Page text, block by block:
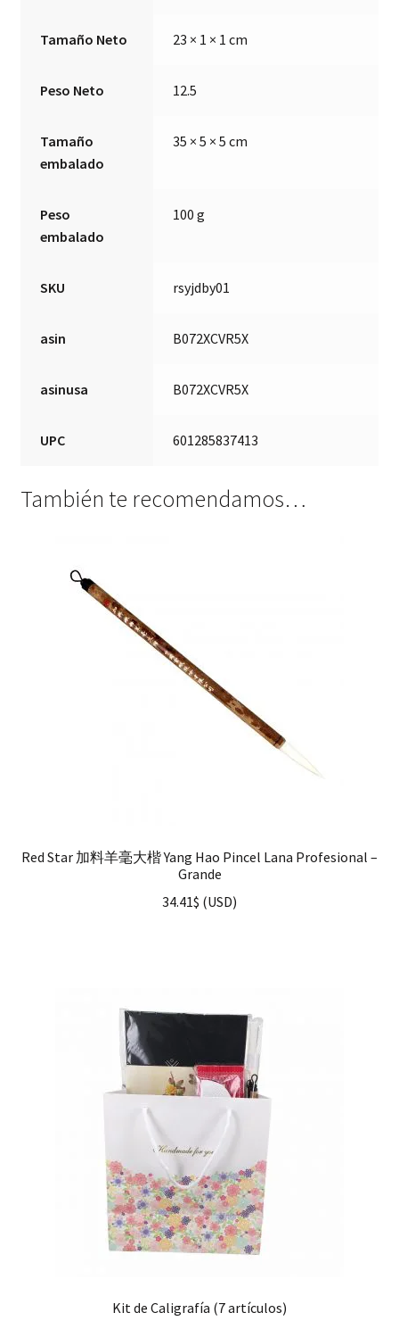
Tamaño Neto 23 × 1 × 1 cm
Peso Neto 12.5
Tamaño
embalado
35 × 5 × 5 cm
Peso
embalado
100 g
SKU rsyjdby01
asin B072XCVR5X
asinusa B072XCVR5X
UPC 601285837413
También te recomendamos…
Red Star 加料羊毫大楷 Yang Hao Pincel Lana Profesional –
Grande
34.41$ (USD)
Kit de Caligrafía (7 artículos)